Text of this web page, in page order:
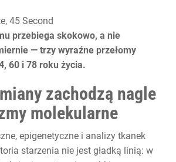
45 Second
przebiega skokowo, a nie
— trzy wyraźne przełomy
, 60 i 78 roku życia.
zachodzą nagle
molekularne
epigenetyczne i analizy tkanek
starzenia nie jest gładką linią: w